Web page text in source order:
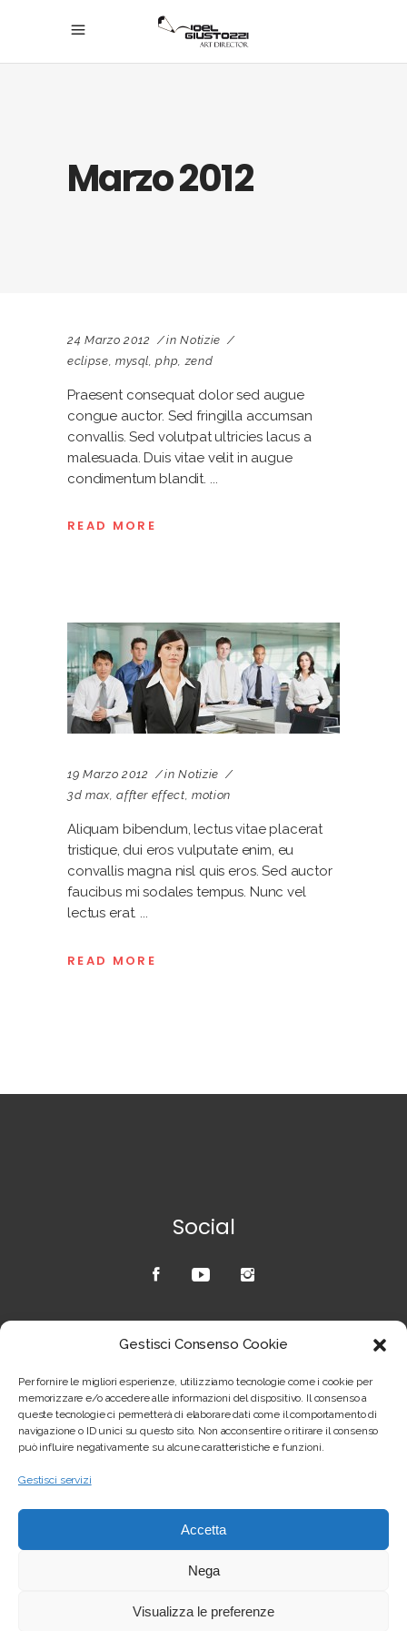
Gestisci Consenso Cookie
Per fornire le migliori esperienze, utilizziamo tecnologie come i cookie per
memorizzare e/o accedere alle informazioni del dispositivo. Il consenso a
queste tecnologie ci permetterà di elaborare dati come il comportamento di
navigazione o ID unici su questo sito. Non acconsentire o ritirare il consenso
può influire negativamente su alcune caratteristiche e funzioni.
Gestisci servizi
Accetta
Nega
Visualizza le preferenze
Marzo 2012
24 Marzo 2012 in Notizie
eclipse, mysql,php,zend
Praesent consequat dolor sed augue
congue auctor. Sed fringilla accumsan
convallis. Sed volutpat ultricies lacus a
malesuada. Duis vitae velit in augue
condimentum blandit.
READ MORE
19 Marzo 2012 in Notizie
3d max,affter effect, motion
Aliquam bibendum, lectus vitae placerat
tristique, dui eros vulputate enim, eu
convallis magna nisl quis eros. Sed auctor
faucibus mi sodales tempus. Nunc vel
lectus erat.
READ MORE
Social
Credits
Copyright © Joel Giustozzi – sito realizzato
da scox.net–Privacy & Cookie Policy